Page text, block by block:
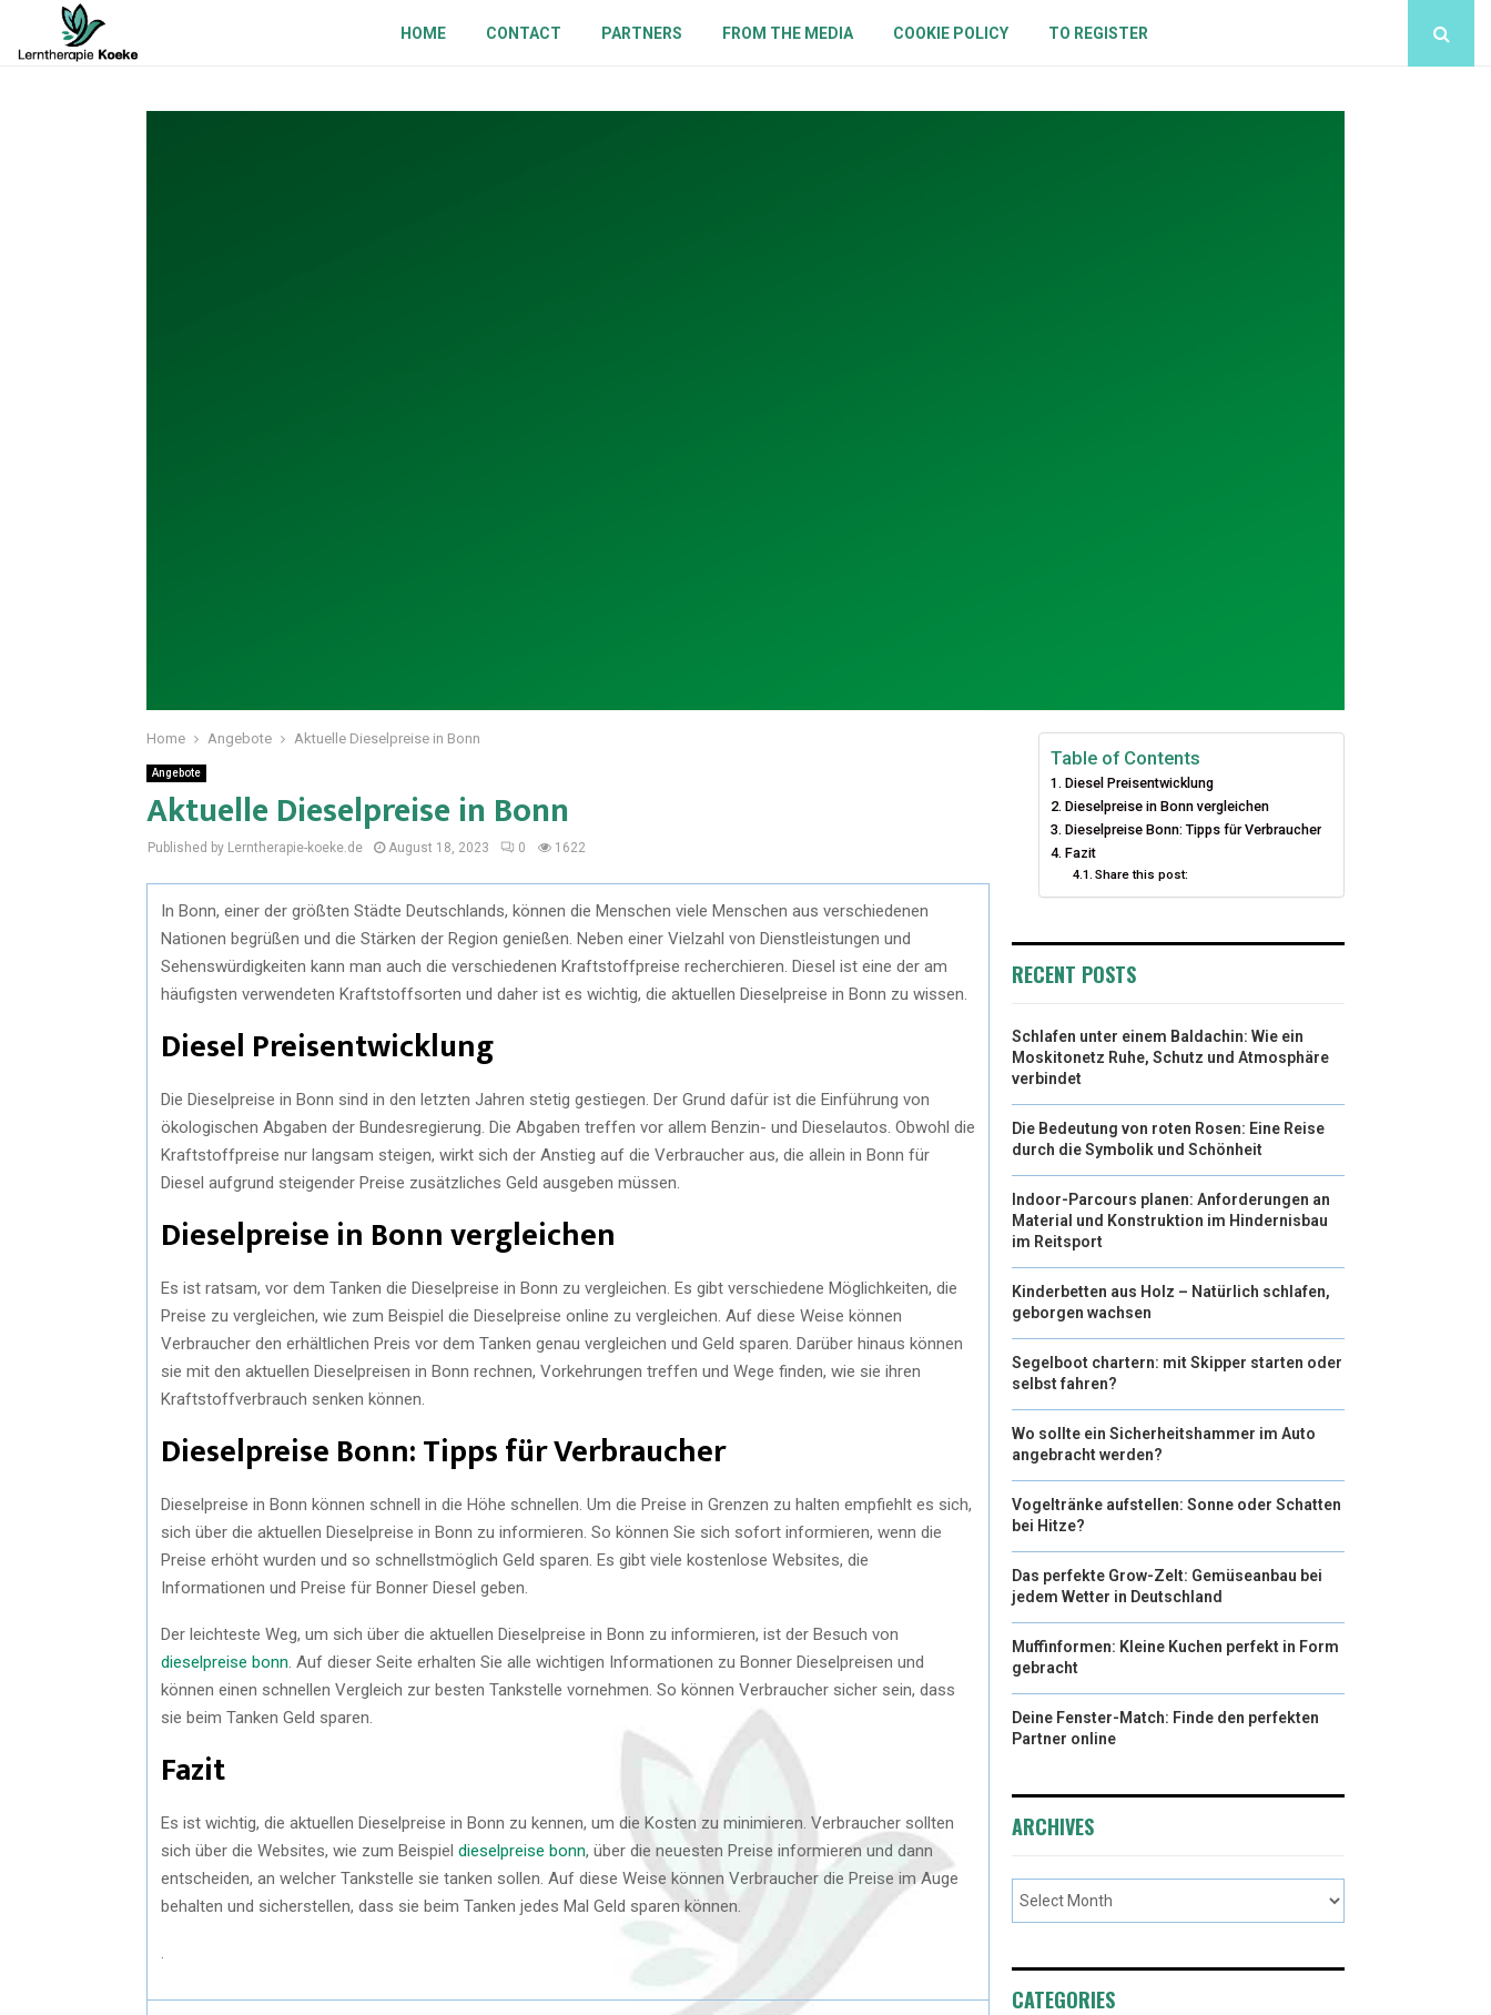
HOME CONTACT PARTNERS FROM THE MEDIA COOKIE POLICY TO REGISTER
Home Angebote Aktuelle Dieselpreise in Bonn
Angebote
Aktuelle Dieselpreise in Bonn
Published by Lerntherapie-koeke.de August 18, 2023 0 1622
In Bonn, einer der größten Städte Deutschlands, können die Menschen viele Menschen aus verschiedenen
Nationen begrüßen und die Stärken der Region genießen. Neben einer Vielzahl von Dienstleistungen und
Sehenswürdigkeiten kann man auch die verschiedenen Kraftstoffpreise recherchieren. Diesel ist eine der am
häufigsten verwendeten Kraftstoffsorten und daher ist es wichtig, die aktuellen Dieselpreise in Bonn zu wissen.
Diesel Preisentwicklung
Die Dieselpreise in Bonn sind in den letzten Jahren stetig gestiegen. Der Grund dafür ist die Einführung von
ökologischen Abgaben der Bundesregierung. Die Abgaben treffen vor allem Benzin- und Dieselautos. Obwohl die
Kraftstoffpreise nur langsam steigen, wirkt sich der Anstieg auf die Verbraucher aus, die allein in Bonn für
Diesel aufgrund steigender Preise zusätzliches Geld ausgeben müssen.
Dieselpreise in Bonn vergleichen
Es ist ratsam, vor dem Tanken die Dieselpreise in Bonn zu vergleichen. Es gibt verschiedene Möglichkeiten, die
Preise zu vergleichen, wie zum Beispiel die Dieselpreise online zu vergleichen. Auf diese Weise können
Verbraucher den erhältlichen Preis vor dem Tanken genau vergleichen und Geld sparen. Darüber hinaus können
sie mit den aktuellen Dieselpreisen in Bonn rechnen, Vorkehrungen treffen und Wege finden, wie sie ihren
Kraftstoffverbrauch senken können.
Dieselpreise Bonn: Tipps für Verbraucher
Dieselpreise in Bonn können schnell in die Höhe schnellen. Um die Preise in Grenzen zu halten empfiehlt es sich,
sich über die aktuellen Dieselpreise in Bonn zu informieren. So können Sie sich sofort informieren, wenn die
Preise erhöht wurden und so schnellstmöglich Geld sparen. Es gibt viele kostenlose Websites, die
Informationen und Preise für Bonner Diesel geben.
Der leichteste Weg, um sich über die aktuellen Dieselpreise in Bonn zu informieren, ist der Besuch von
dieselpreise bonn . Auf dieser Seite erhalten Sie alle wichtigen Informationen zu Bonner Dieselpreisen und
können einen schnellen Vergleich zur besten Tankstelle vornehmen. So können Verbraucher sicher sein, dass
sie beim Tanken Geld sparen.
Fazit
Es ist wichtig, die aktuellen Dieselpreise in Bonn zu kennen, um die Kosten zu minimieren. Verbraucher sollten
sich über die Websites, wie zum Beispiel dieselpreise bonn, über die neuesten Preise informieren und dann
entscheiden, an welcher Tankstelle sie tanken sollen. Auf diese Weise können Verbraucher die Preise im Auge
behalten und sicherstellen, dass sie beim Tanken jedes Mal Geld sparen können.
Table of Contents
Diesel Preisentwicklung
Dieselpreise in Bonn vergleichen
Dieselpreise Bonn: Tipps für Verbraucher
Fazit
Share this post:
RECENT POSTS
Schlafen unter einem Baldachin: Wie ein
Moskitonetz Ruhe, Schutz und Atmosphäre
verbindet
Die Bedeutung von roten Rosen: Eine Reise
durch die Symbolik und Schönheit
Indoor-Parcours planen: Anforderungen an
Material und Konstruktion im Hindernisbau
im Reitsport
Kinderbetten aus Holz – Natürlich schlafen,
geborgen wachsen
Segelboot chartern: mit Skipper starten oder
selbst fahren?
Wo sollte ein Sicherheitshammer im Auto
angebracht werden?
Vogeltränke aufstellen: Sonne oder Schatten
bei Hitze?
Das perfekte Grow-Zelt: Gemüseanbau bei
jedem Wetter in Deutschland
Muffinformen: Kleine Kuchen perfekt in Form
gebracht
Deine Fenster-Match: Finde den perfekten
Partner online
ARCHIVES
CATEGORIES